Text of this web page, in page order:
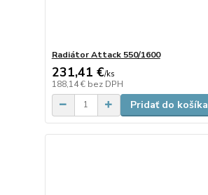
Radiátor Attack 550/1600
231,41 €/ks
188,14 € bez DPH
Pridať do košíka